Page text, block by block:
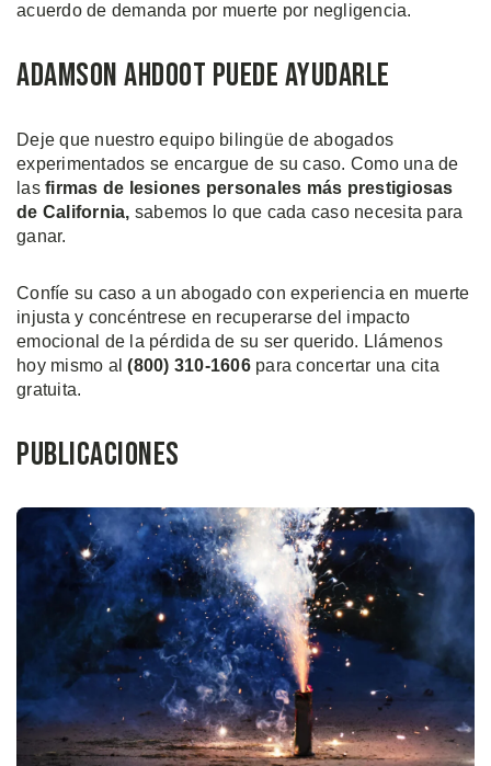
acuerdo de demanda por muerte por negligencia.
Adamson Ahdoot Puede Ayudarle
Deje que nuestro equipo bilingüe de abogados
experimentados se encargue de su caso. Como una de
las firmas de lesiones personales más prestigiosas
de California, sabemos lo que cada caso necesita para
ganar.
Confíe su caso a un abogado con experiencia en muerte
injusta y concéntrese en recuperarse del impacto
emocional de la pérdida de su ser querido. Llámenos
hoy mismo al(800) 310-1606 para concertar una cita
gratuita.
Publicaciones